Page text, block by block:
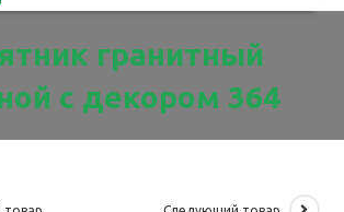
гранитный
с декором 364